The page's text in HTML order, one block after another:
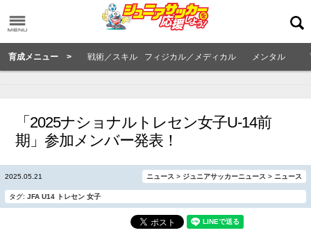
育成メニュー > 戦術／スキル フィジカル／メディカル メンタル
「2025ナショナルトレセン女子U-14前
期」参加メンバー発表！
2025.05.21 ニュース > ジュニアサッカーニュース > ニュース
タグ: JFA U14 トレセン 女子